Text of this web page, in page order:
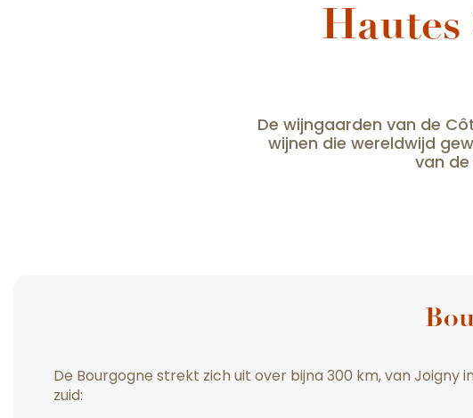
Hautes
De wijngaarden van de
wijnen die wereldwijd
van
De Bourgogne strekt zich uit over bijna 300 km, van
zuid: